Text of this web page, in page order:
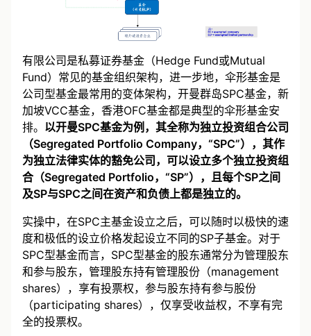
有限公司是私募证券基金（Hedge Fund或Mutual
Fund）常见的基金组织架构，进一步地，伞形基金是
公司型基金最常用的变体架构，开曼群岛SPC基金，新
加坡VCC基金，香港OFC基金都是典型的伞形基金安
排。以开曼SPC基金为例，其全称为独立投资组合公司
（Segregated Portfolio Company，“SPC”），其作
为独立法律实体的豁免公司，可以设立多个独立投资组
合（Segregated Portfolio，“SP”），且每个SP之间
实操中，在SPC主基金设立之后，可以随时以极快的速
度和极低的设立价格发起设立不同的SP子基金。对于
SPC型基金而言，SPC型基金的股东通常分为管理股东
和参与股东，管理股东持有管理股份（management
shares），享有投票权，参与股东持有参与股份
（participating shares），仅享受收益权，不享有完